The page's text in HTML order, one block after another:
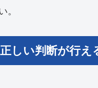
。
しい判断が行え